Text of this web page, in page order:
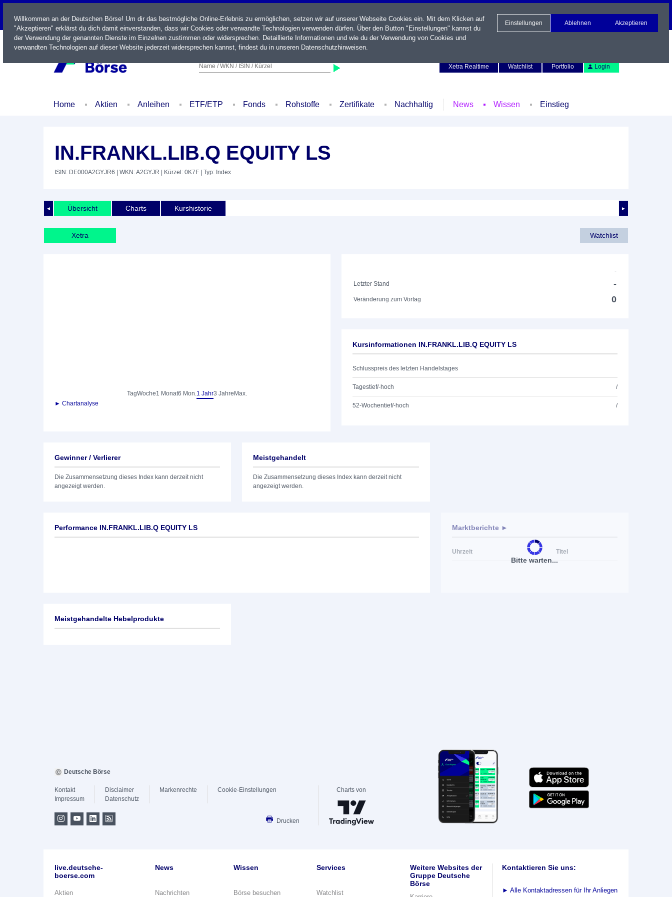
LIVE
Name / WKN / ISIN / Kürzel
Xetra Realtime
Watchlist Portfolio Login
Home Aktien Anleihen ETF/ETP Fonds Rohstoffe Zertifikate Nachhaltig News Wissen Einstieg
IN.FRANKL.LIB.Q EQUITY LS
ISIN: DE000A2GYJR6 | WKN: A2GYJR | Kürzel: 0K7F | Typ: Index
◄ ►
Übersicht Charts Kurshistorie
Xetra Watchlist
TagWoche1 Monat6 Mon.1 Jahr3 Jahre Max.
► Chartanalyse
-
Letzter Stand
-
Veränderung zum Vortag 0
Kursinformationen IN.FRANKL.LIB.Q EQUITY LS
Schlusspreis des letzten Handelstages
Tagestief/-hoch /
52-Wochentief/-hoch /
Gewinner / Verlierer
Die Zusammensetzung dieses Index kann derzeit nicht
angezeigt werden.
Meistgehandelt
Die Zusammensetzung dieses Index kann derzeit nicht
angezeigt werden.
Performance IN.FRANKL.LIB.Q EQUITY LS
Bitte warten...
Marktberichte ►
Uhrzeit Titel
Meistgehandelte Hebelprodukte
Willkommen an der Deutschen Börse! Um dir das bestmögliche Online-Erlebnis zu ermöglichen, setzen wir auf unserer Webseite Cookies ein. Mit dem Klicken auf
"Akzeptieren" erklärst du dich damit einverstanden, dass wir Cookies oder verwandte Technologien verwenden dürfen. Über den Button "Einstellungen" kannst du
der Verwendung der genannten Dienste im Einzelnen zustimmen oder widersprechen. Detaillierte Informationen und wie du der Verwendung von Cookies und
verwandten Technologien auf dieser Website jederzeit widersprechen kannst, findest du in unseren Datenschutzhinweisen.
Einstellungen Ablehnen Akzeptieren
Deutsche Börse
Kontakt
Impressum
Disclaimer
Datenschutz
Markenrechte Cookie-Einstellungen
Drucken
Charts von
live.deutsche-
boerse.com
Aktien
News
Nachrichten
Wissen
Börse besuchen
Services
Watchlist
Weitere Websites der
Gruppe Deutsche
Börse
Kontaktieren Sie uns:
► Alle Kontaktadressen für Ihr Anliegen